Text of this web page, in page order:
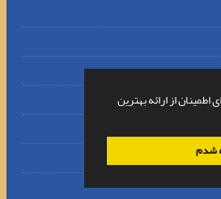
از ارائه بهترین
شدم